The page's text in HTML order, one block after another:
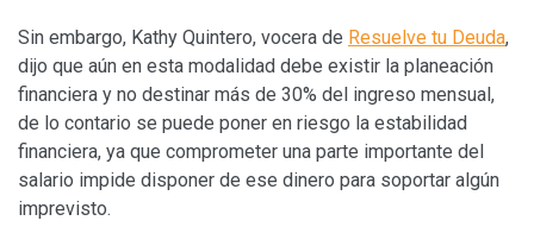
Sin embargo, Kathy Quintero, vocera de Resuelve tu Deuda,
dijo que aún en esta modalidad debe existir la planeación
financiera y no destinar más de 30% del ingreso mensual,
de lo contario se puede poner en riesgo la estabilidad
financiera, ya que comprometer una parte importante del
salario impide disponer de ese dinero para soportar algún
imprevisto.